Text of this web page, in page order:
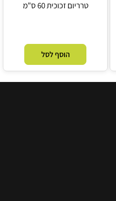
טרריום זכוכית 60 ס"מ
הוסף לסל